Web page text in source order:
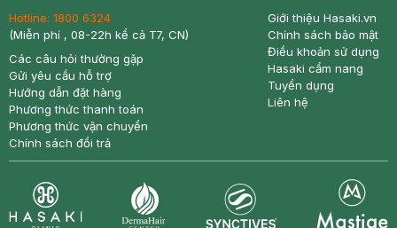
Hotline: 1800 6324
(Miễn phí , 08-22h kể cả T7, CN)
Các câu hỏi thường gặp
Gửi yêu cầu hỗ trợ
Hướng dẫn đặt hàng
Phương thức thanh toán
Phương thức vận chuyển
Chính sách đổi trả
Giới thiệu Hasaki.vn
Chính sách bảo mật
Điều khoản sử dụng
Hasaki cẩm nang
Tuyển dụng
Liên hệ